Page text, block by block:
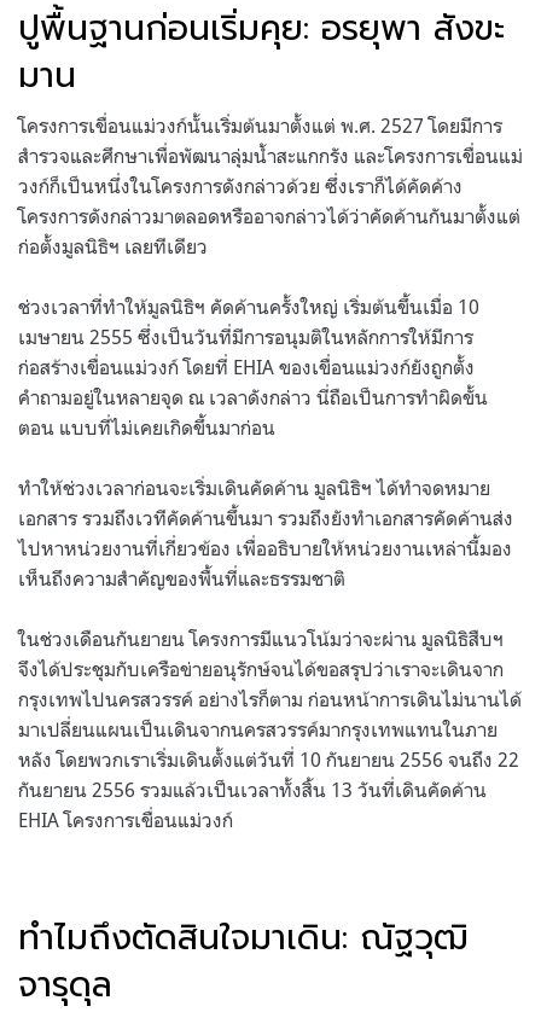
ปูพื้นฐานก่อนเริ่มคุย: อรยุพา สังขะ
มาน
โครงการเขื่อนแม่วงก์นั้นเริ่มต้นมาตั้งแต่ พ.ศ. 2527 โดยมีการ
สำรวจและศึกษาเพื่อพัฒนาลุ่มน้ำสะแกกรัง และโครงการเขื่อนแม่
วงก์ก็เป็นหนึ่งในโครงการดังกล่าวด้วย ซึ่งเราก็ได้คัดค้าง
โครงการดังกล่าวมาตลอดหรืออาจกล่าวได้ว่าคัดค้านกันมาตั้งแต่
ก่อตั้งมูลนิธิฯ เลยทีเดียว
ช่วงเวลาที่ทำให้มูลนิธิฯ คัดค้านครั้งใหญ่ เริ่มต้นขึ้นเมื่อ 10
เมษายน 2555 ซึ่งเป็นวันที่มีการอนุมติในหลักการให้มีการ
ก่อสร้างเขื่อนแม่วงก์ โดยที่ EHIA ของเขื่อนแม่วงก์ยังถูกตั้ง
คำถามอยู่ในหลายจุด ณ เวลาดังกล่าว นี่ถือเป็นการทำผิดขั้น
ตอน แบบที่ไม่เคยเกิดขึ้นมาก่อน
ทำให้ช่วงเวลาก่อนจะเริ่มเดินคัดค้าน มูลนิธิฯ ได้ทำจดหมาย
เอกสาร รวมถึงเวทีคัดค้านขึ้นมา รวมถึงยังทำเอกสารคัดค้านส่ง
ไปหาหน่วยงานที่เกี่ยวข้อง เพื่ออธิบายให้หน่วยงานเหล่านี้มอง
เห็นถึงความสำคัญของพื้นที่และธรรมชาติ
ในช่วงเดือนกันยายน โครงการมีแนวโน้มว่าจะผ่าน มูลนิธิสืบฯ
จึงได้ประชุมกับเครือข่ายอนุรักษ์จนได้ขอสรุปว่าเราจะเดินจาก
กรุงเทพไปนครสวรรค์ อย่างไรก็ตาม ก่อนหน้าการเดินไม่นานได้
มาเปลี่ยนแผนเป็นเดินจากนครสวรรค์มากรุงเทพแทนในภาย
หลัง โดยพวกเราเริ่มเดินตั้งแต่วันที่ 10 กันยายน 2556 จนถึง 22
กันยายน 2556 รวมแล้วเป็นเวลาทั้งสิ้น 13 วันที่เดินคัดค้าน
EHIA โครงการเขื่อนแม่วงก์
ทำไมถึงตัดสินใจมาเดิน: ณัฐวุฒิ
จารุดุล